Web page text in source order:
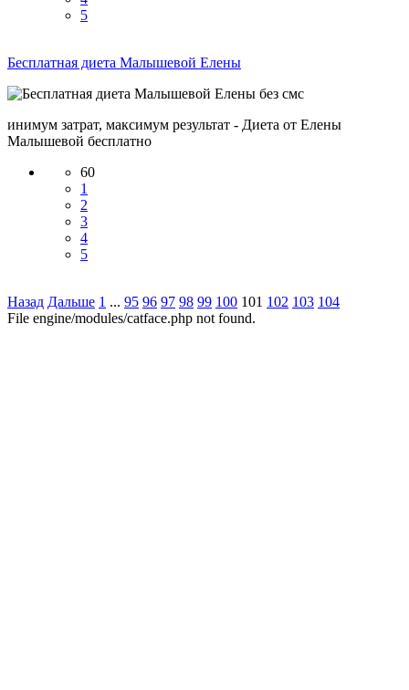
5
Бесплатная диета Малышевой Елены
инимум затрат, максимум результат - Диета от Елены
Малышевой бесплатно
60
1
2
3
4
5
Назад Дальше 1 ... 95 96 97 98 99 100 101 102 103 104
File engine/modules/catface.php not found.